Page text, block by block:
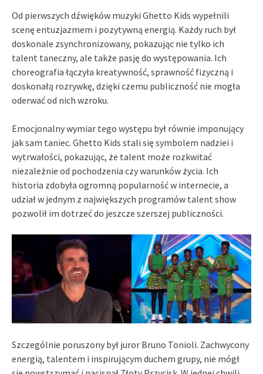
Od pierwszych dźwięków muzyki Ghetto Kids wypełnili
scenę entuzjazmem i pozytywną energią. Każdy ruch był
doskonale zsynchronizowany, pokazując nie tylko ich
talent taneczny, ale także pasję do występowania. Ich
choreografia łączyła kreatywność, sprawność fizyczną i
doskonałą rozrywkę, dzięki czemu publiczność nie mogła
oderwać od nich wzroku.
Emocjonalny wymiar tego występu był równie imponujący
jak sam taniec. Ghetto Kids stali się symbolem nadziei i
wytrwałości, pokazując, że talent może rozkwitać
niezależnie od pochodzenia czy warunków życia. Ich
historia zdobyła ogromną popularność w internecie, a
udział w jednym z największych programów talent show
pozwolił im dotrzeć do jeszcze szerszej publiczności.
Szczególnie poruszony był juror Bruno Tonioli. Zachwycony
energią, talentem i inspirującym duchem grupy, nie mógł